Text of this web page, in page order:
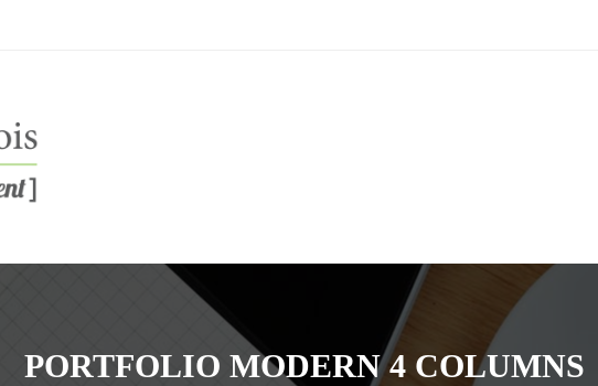
PORTFOLIO MODERN 4 COLUMNS